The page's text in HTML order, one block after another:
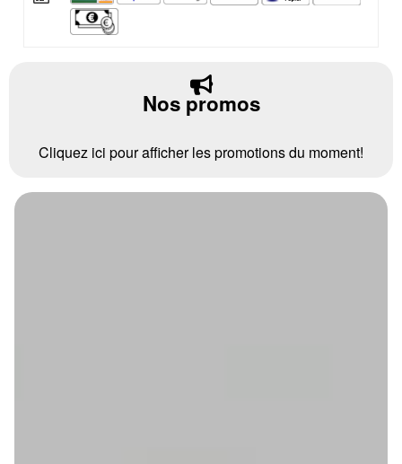
Nos promos
Cliquez ici pour afficher les promotions du moment!